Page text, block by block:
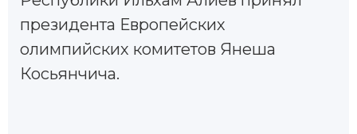
президента Европейских
олимпийских комитетов Янеша
Косьянчича.